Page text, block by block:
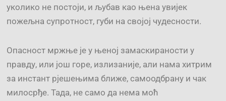
уколико не постоји, и љубав као њена увијек
пожељна супротност, губи на својој чудесности.
Опасност мржње је у њеној замаскираности у
правду, или још горе, излизаније, али нама хитрим
за инстант рјешењима ближе, самоодбрану и чак
милосрђе. Тада, не само да нема моћ